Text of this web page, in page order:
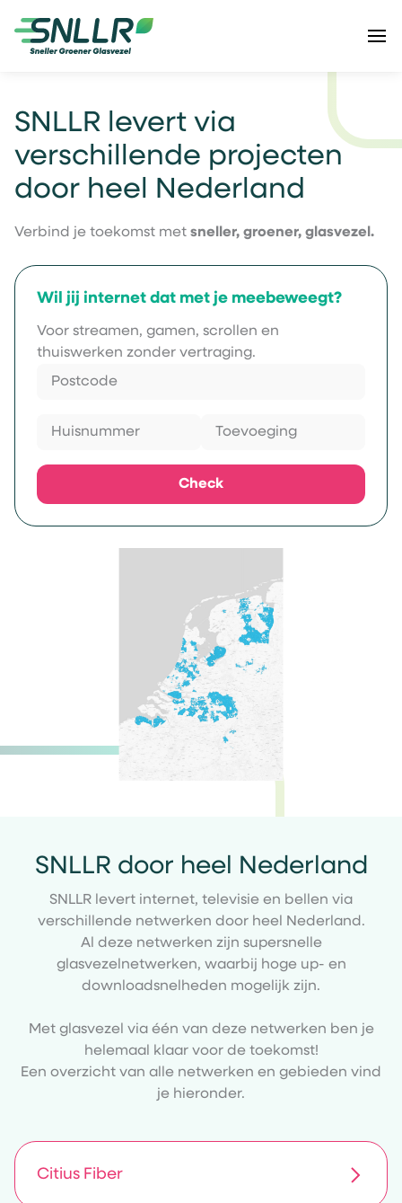
SNLLR levert via
verschillende projecten
door heel Nederland
Verbind je toekomst met sneller, groener, glasvezel.
Wil jij internet dat met je meebeweegt?
Voor streamen, gamen, scrollen en
thuiswerken zonder vertraging.
Check
SNLLR door heel Nederland
SNLLR levert internet, televisie en bellen via
verschillende netwerken door heel Nederland.
Al deze netwerken zijn supersnelle
glasvezelnetwerken, waarbij hoge up- en
downloadsnelheden mogelijk zijn.
Met glasvezel via één van deze netwerken ben je
helemaal klaar voor de toekomst!
Een overzicht van alle netwerken en gebieden vind
je hieronder.
Citius Fiber